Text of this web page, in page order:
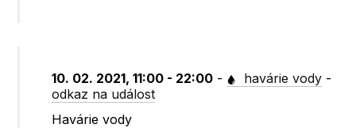
10. 02. 2021, 11:00 - 22:00 - havárie vody -
odkaz na událost
Havárie vody